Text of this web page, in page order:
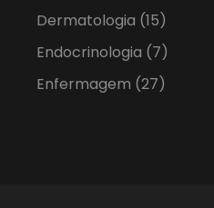
Dermatologia (15)
Endocrinologia (7)
Enfermagem (27)